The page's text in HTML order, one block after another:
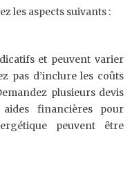
les aspects suivants :
et peuvent varier
pas d’inclure les coûts
plusieurs devis
financières pour
peuvent être